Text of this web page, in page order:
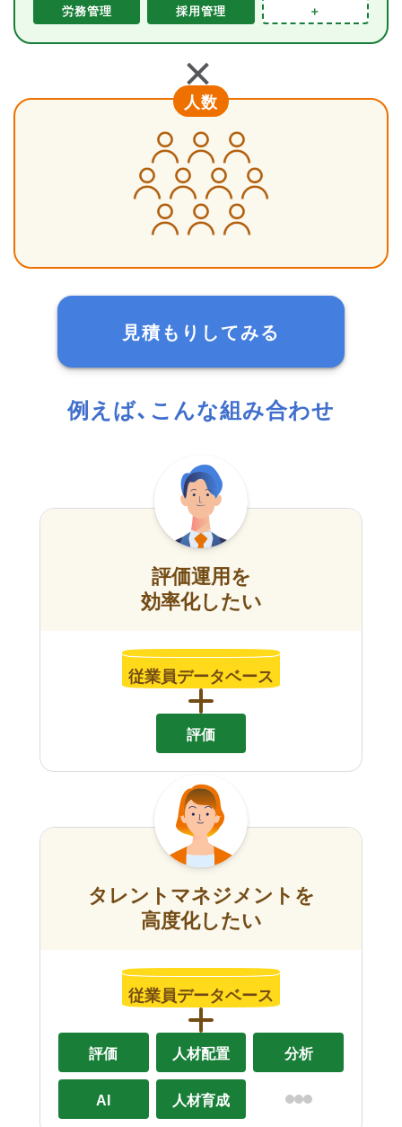
労務管理 採用管理 ＋
＋
人数
見積もりしてみる
例えば、こんな組み合わせ
評価運用を
効率化したい
従業員データベース
評価
タレントマネジメントを
高度化したい
従業員データベース
評価 人材配置 分析
AI 人材育成